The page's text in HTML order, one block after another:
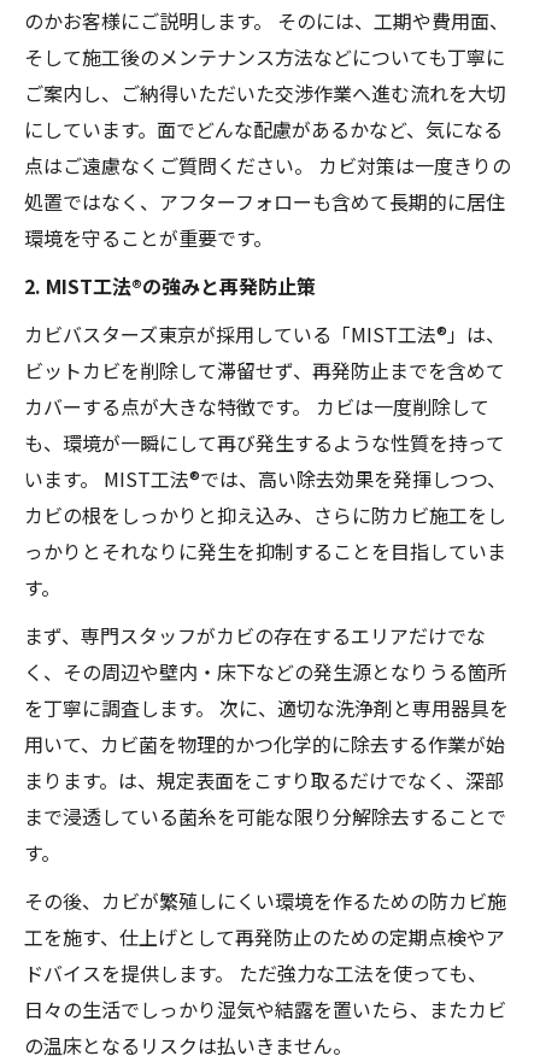
のかお客様にご説明します。 そのには、工期や費用面、
そして施工後のメンテナンス方法などについても丁寧に
ご案内し、ご納得いただいた交渉作業へ進む流れを大切
にしています。面でどんな配慮があるかなど、気になる
点はご遠慮なくご質問ください。 カビ対策は一度きりの
処置ではなく、アフターフォローも含めて長期的に居住
環境を守ることが重要です。
2. MIST工法®の強みと再発防止策
カビバスターズ東京が採用している「MIST工法®」は、
ビットカビを削除して滞留せず、再発防止までを含めて
カバーする点が大きな特徴です。 カビは一度削除して
も、環境が一瞬にして再び発生するような性質を持って
います。 MIST工法®では、高い除去効果を発揮しつつ、
カビの根をしっかりと抑え込み、さらに防カビ施工をし
っかりとそれなりに発生を抑制することを目指していま
す。
まず、専門スタッフがカビの存在するエリアだけでな
く、その周辺や壁内・床下などの発生源となりうる箇所
を丁寧に調査します。 次に、適切な洗浄剤と専用器具を
用いて、カビ菌を物理的かつ化学的に除去する作業が始
まります。は、規定表面をこすり取るだけでなく、深部
まで浸透している菌糸を可能な限り分解除去することで
す。
その後、カビが繁殖しにくい環境を作るための防カビ施
工を施す、仕上げとして再発防止のための定期点検やア
ドバイスを提供します。 ただ強力な工法を使っても、
日々の生活でしっかり湿気や結露を置いたら、またカビ
の温床となるリスクは払いきません。